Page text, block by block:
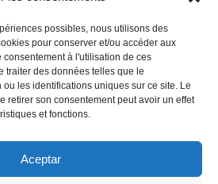
possibles, nous utilisons des
pour conserver et/ou accéder aux
à l'utilisation de ces
traiter des données telles que le
les identifications uniques sur ce site. Le
retirer son consentement peut avoir un effet
et fonctions.
Aceptar